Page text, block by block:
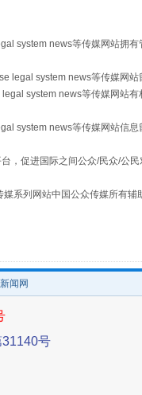
system news等传媒网站拥有
legal system news等传媒网站
system news等传媒网站有
system news等传媒网站信息
，促进国际之间公众/民众/公民
系列网站中国公众传媒所有辅
闻网
号